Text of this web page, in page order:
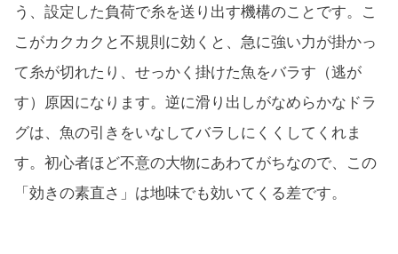
う、設定した負荷で糸を送り出す機構のことです。こ
こがカクカクと不規則に効くと、急に強い力が掛かっ
て糸が切れたり、せっかく掛けた魚をバラす（逃が
す）原因になります。逆に滑り出しがなめらかなドラ
グは、魚の引きをいなしてバラしにくくしてくれま
す。初心者ほど不意の大物にあわてがちなので、この
「効きの素直さ」は地味でも効いてくる差です。